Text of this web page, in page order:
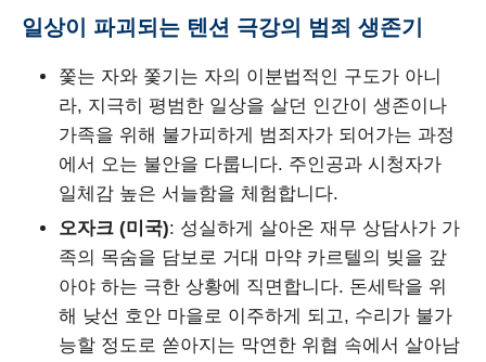
일상이 파괴되는 텐션 극강의 범죄 생존기
쫓는 자와 쫓기는 자의 이분법적인 구도가 아니
라, 지극히 평범한 일상을 살던 인간이 생존이나
가족을 위해 불가피하게 범죄자가 되어가는 과정
에서 오는 불안을 다룹니다. 주인공과 시청자가
일체감 높은 서늘함을 체험합니다.
오자크 (미국): 성실하게 살아온 재무 상담사가 가
족의 목숨을 담보로 거대 마약 카르텔의 빚을 갚
아야 하는 극한 상황에 직면합니다. 돈세탁을 위
해 낮선 호안 마을로 이주하게 되고, 수리가 불가
능할 정도로 쏟아지는 막연한 위협 속에서 살아남